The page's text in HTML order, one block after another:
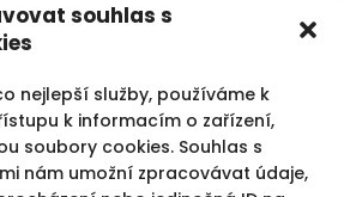
souhlas s
nejlepší služby, používáme k
k informacím o zařízení,
soubory cookies. Souhlas s
nám umožní zpracovávat údaje,
Aktivitäten, die uns